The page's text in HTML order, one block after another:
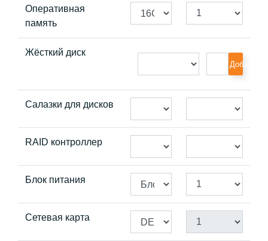
Оперативная
память
Жёсткий диск
Добавить
Салазки для дисков
RAID контроллер
Блок питания
Сетевая карта